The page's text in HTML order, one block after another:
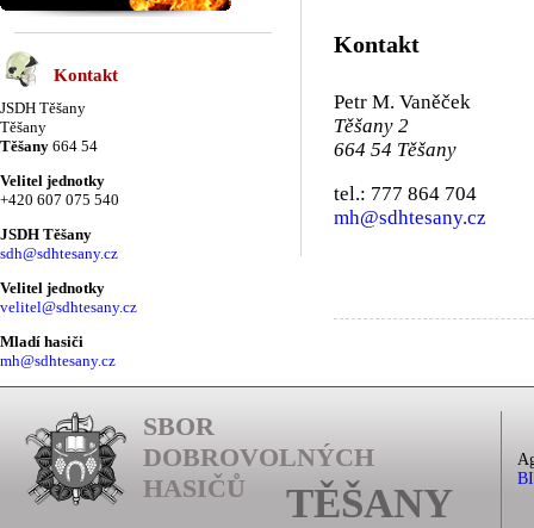
Kontakt
Petr M. Vaněček
Těšany 2
664 54 Těšany
tel.: 777 864 704
mh@sdhtesany.cz
Kontakt
JSDH Těšany
Těšany
Těšany 664 54
Velitel jednotky
+420 607 075 540
JSDH Těšany
sdh@sdhtesany.cz
Velitel jednotky
velitel@sdhtesany.cz
Mladí hasiči
mh@sdhtesany.cz
SBOR
DOBROVOLNÝCH
HASIČŮ
TĚŠANY